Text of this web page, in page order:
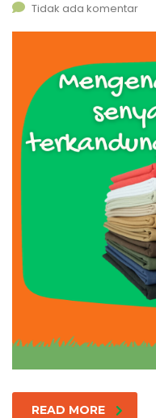
Tidak ada komentar
READ MORE